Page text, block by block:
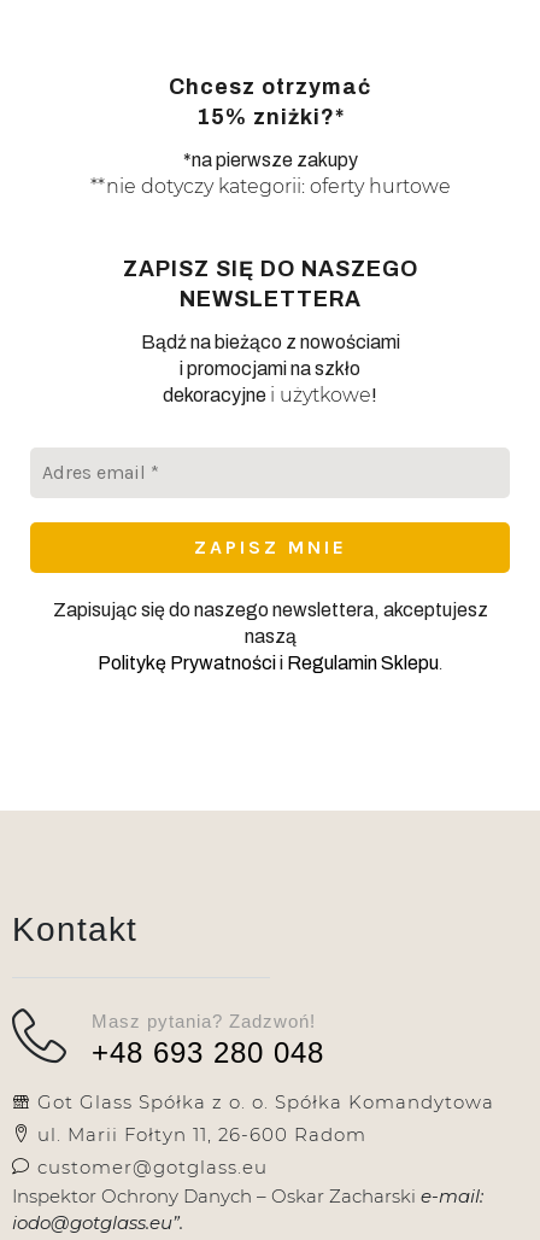
Chcesz otrzymać
15% zniżki?*
*na pierwsze zakupy
**nie dotyczy kategorii: oferty hurtowe
ZAPISZ SIĘ DO NASZEGO
NEWSLETTERA
Bądź na bieżąco z nowościami
i promocjami na szkło
dekoracyjne i użytkowe!
Zapisując się do naszego newslettera, akceptujesz
naszą
Politykę Prywatnościi Regulamin Sklepu.
Kontakt
Masz pytania? Zadzwoń!
+48 693 280 048
Got Glass Spółka z o. o. Spółka Komandytowa
ul. Marii Fołtyn 11, 26-600 Radom
customer@gotglass.eu
Inspektor Ochrony Danych – Oskar Zacharski e-mail:
iodo@gotglass.eu”.